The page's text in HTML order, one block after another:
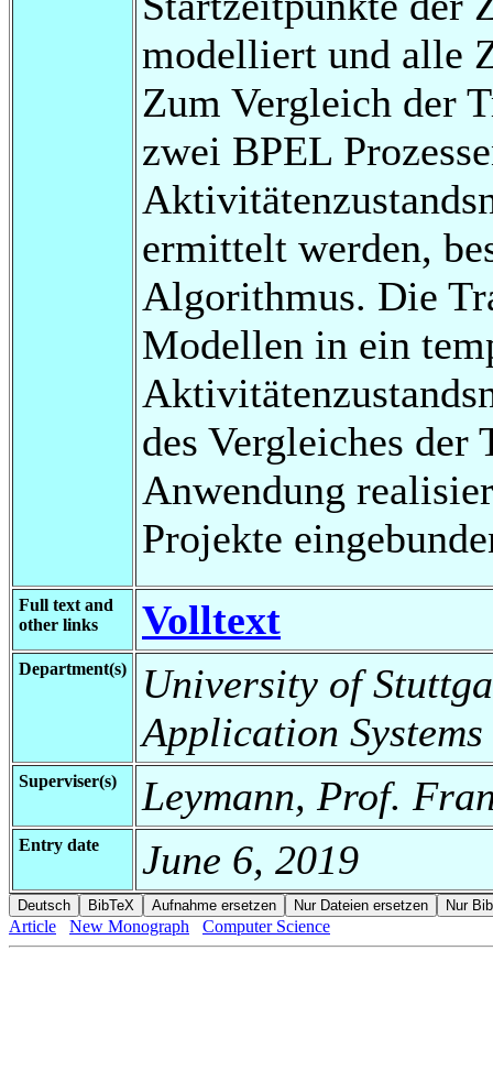
modelliert und alle
Zum Vergleich der
zwei BPEL
ermittelt werden,
Algorithmus. Die
Modellen in ein
des Vergleiches der
Anwendung
Projekte
Full text and
other links
Volltext
Department(s)
University of
Application Systems
Superviser(s) Leymann, Prof.
Entry date June 6, 2019
Article New Monograph Computer Science